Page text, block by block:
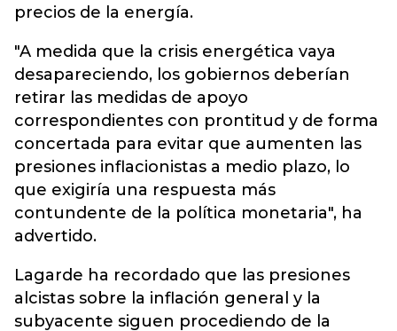
precios de la energía.
"A medida que la crisis energética vaya
desapareciendo, los gobiernos deberían
retirar las medidas de apoyo
correspondientes con prontitud y de forma
concertada para evitar que aumenten las
presiones inflacionistas a medio plazo, lo
que exigiría una respuesta más
contundente de la política monetaria", ha
advertido.
Lagarde ha recordado que las presiones
alcistas sobre la inflación general y la
subyacente siguen procediendo de la